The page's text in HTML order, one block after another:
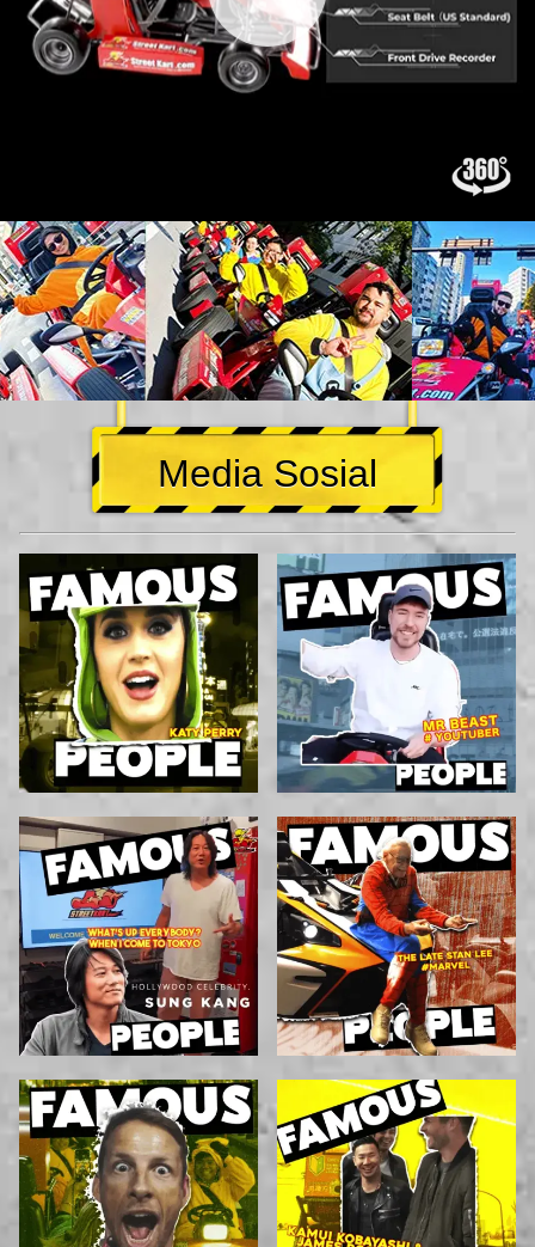
Media Sosial